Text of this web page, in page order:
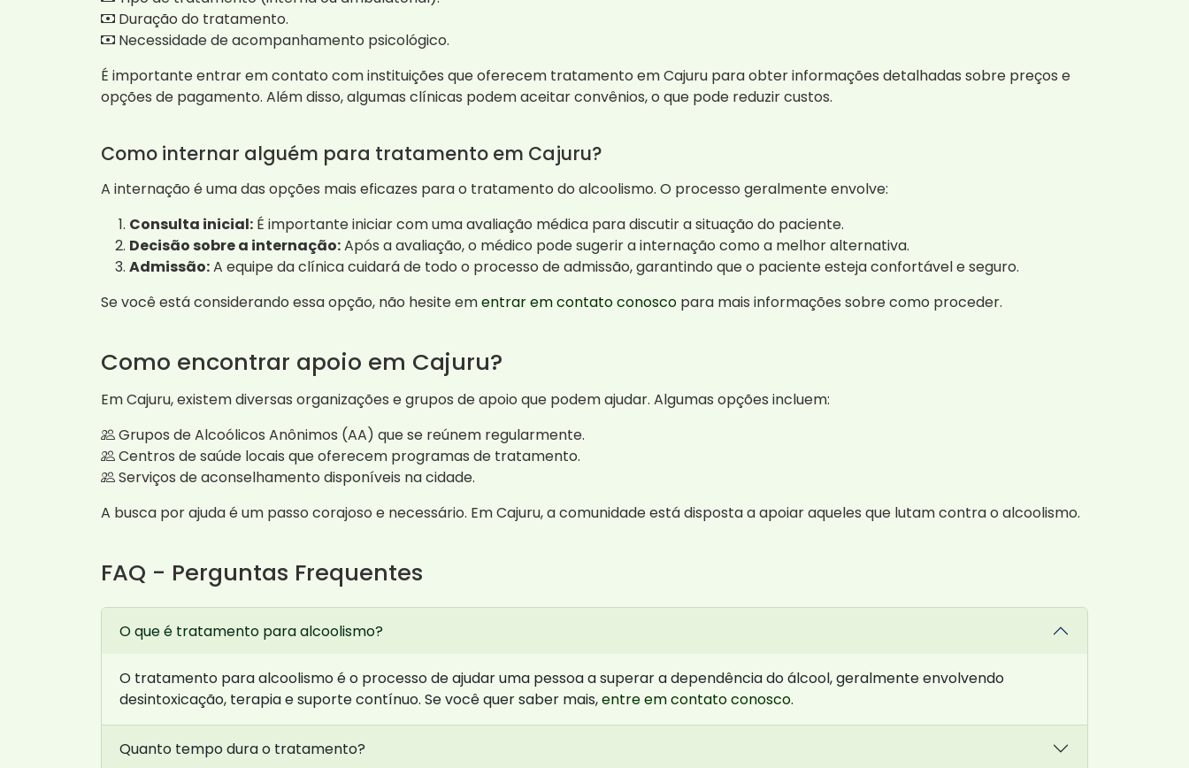
Duração do tratamento.
Necessidade de acompanhamento psicológico.
É importante entrar em contato com instituições que oferecem tratamento em Cajuru para obter informações detalhadas sobre preços e
opções de pagamento. Além disso, algumas clínicas podem aceitar convênios, o que pode reduzir custos.
Como internar alguém para tratamento em Cajuru?
A internação é uma das opções mais eficazes para o tratamento do alcoolismo. O processo geralmente envolve:
Consulta inicial: É importante iniciar com uma avaliação médica para discutir a situação do paciente.
Decisão sobre a internação:Após a avaliação, o médico pode sugerir a internação como a melhor alternativa.
Admissão:A equipe da clínica cuidará de todo o processo de admissão, garantindo que o paciente esteja confortável e seguro.
Se você está considerando essa opção, não hesite ementrar em contato conosco para mais informações sobre como proceder.
Como encontrar apoio em Cajuru?
Em Cajuru, existem diversas organizações e grupos de apoio que podem ajudar. Algumas opções incluem:
Grupos de Alcoólicos Anônimos (AA) que se reúnem regularmente.
Centros de saúde locais que oferecem programas de tratamento.
Serviços de aconselhamento disponíveis na cidade.
A busca por ajuda é um passo corajoso e necessário. Em Cajuru, a comunidade está disposta a apoiar aqueles que lutam contra o alcoolismo.
FAQ - Perguntas Frequentes
O que é tratamento para alcoolismo?
O tratamento para alcoolismo é o processo de ajudar uma pessoa a superar a dependência do álcool, geralmente envolvendo
desintoxicação, terapia e suporte contínuo. Se você quer saber mais,entre em contato conosco.
Quanto tempo dura o tratamento?